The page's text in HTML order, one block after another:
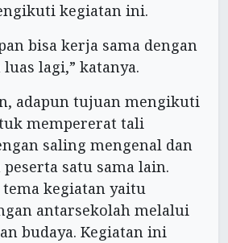
kegiatan ini.
bisa kerja sama dengan
lagi,” katanya.
adapun tujuan mengikuti
mempererat tali
saling mengenal dan
satu sama lain.
tema kegiatan yaitu
antarsekolah melalui
budaya. Kegiatan ini